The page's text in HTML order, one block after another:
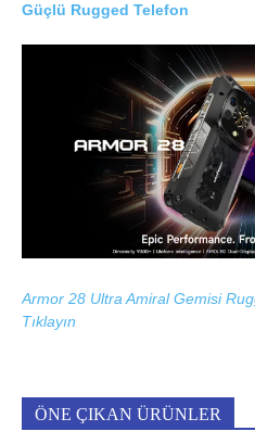
Güçlü Rugged Telefon
Armor 28 Ultra Amiral Gemisi
Tıklayın
ÖNE ÇIKAN ÜRÜNLER